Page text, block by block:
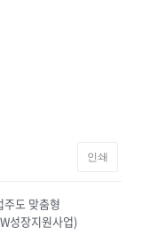
인쇄
도 맞춤형
성장지원사업)